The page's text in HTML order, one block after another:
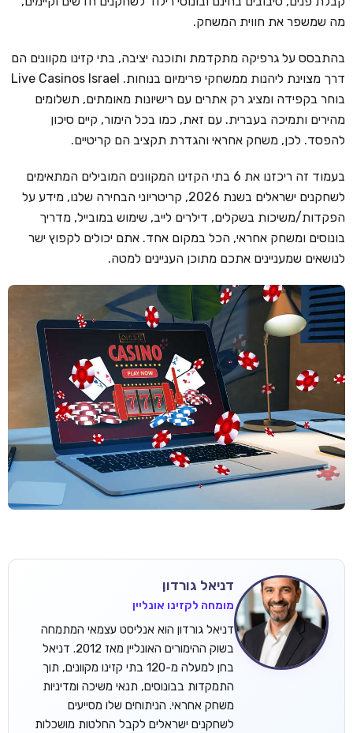
מה שמשפר את חווית המשחק.
בהתבסס על גרפיקה מתקדמת ותוכנה יציבה, בתי קזינו מקוונים הם
דרך מצוינת ליהנות ממשחקי פרימיום בנוחות. Live Casinos Israel
בוחר בקפידה ומציג רק אתרים עם רישיונות מאומתים, תשלומים
מהירים ותמיכה בעברית. עם זאת, כמו בכל הימור, קיים סיכון
להפסד. לכן, משחק אחראי והגדרת תקציב הם קריטיים.
בעמוד זה ריכזנו את 6 בתי הקזינו המקוונים המובילים המתאימים
לשחקנים ישראלים בשנת 2026, קריטריוני הבחירה שלנו, מידע על
הפקדות/משיכות בשקלים, דילרים לייב, שימוש במובייל, מדריך
בונוסים ומשחק אחראי, הכל במקום אחד. אתם יכולים לקפוץ ישר
לנושאים שמעניינים אתכם מתוכן העניינים למטה.
דניאל גורדון
מומחה לקזינו אונליין
דניאל גורדון הוא אנליסט עצמאי המתמחה
בשוק ההימורים האונליין מאז 2012. דניאל
בחן למעלה מ-120 בתי קזינו מקוונים, תוך
התמקדות בבונוסים, תנאי משיכה ומדיניות
משחק אחראי. הניתוחים שלו מסייעים
לשחקנים ישראלים לקבל החלטות מושכלות